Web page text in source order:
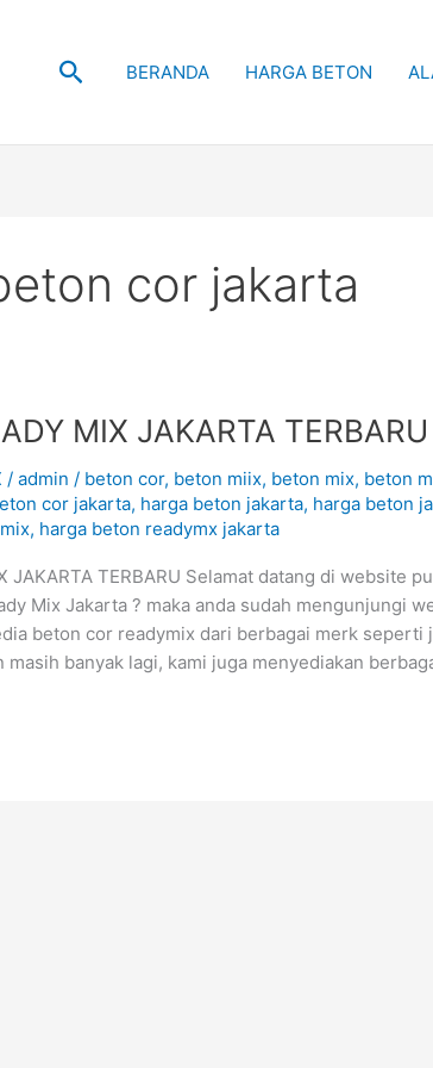
SearchBERANDA HARGA BETON
cor jakarta
MIX JAKARTA
/ admin / beton cor, beton miix, beton mix, beton
cor jakarta, harga beton jakarta, harga beton
, harga beton readymx jakarta
JAKARTA TERBARU Selamat datang di website
Mix Jakarta ? maka anda sudah mengunjungi
beton cor readymix dari berbagai merk seperti
masih banyak lagi, kami juga menyediakan